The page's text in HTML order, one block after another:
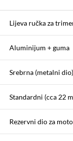
Lijeva ručka za
Aluminijum + guma
Srebrna (metalni
Standardni (cca 22
Rezervni dio za